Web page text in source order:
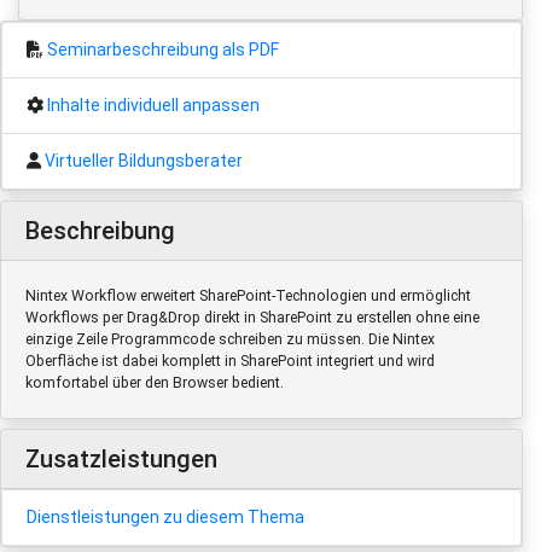
Seminarbeschreibung als PDF
Inhalte individuell anpassen
Virtueller Bildungsberater
Beschreibung
Nintex Workflow erweitert SharePoint-Technologien und ermöglicht
Workflows per Drag&Drop direkt in SharePoint zu erstellen ohne eine
einzige Zeile Programmcode schreiben zu müssen. Die Nintex
Oberfläche ist dabei komplett in SharePoint integriert und wird
komfortabel über den Browser bedient.
Zusatzleistungen
Dienstleistungen zu diesem Thema